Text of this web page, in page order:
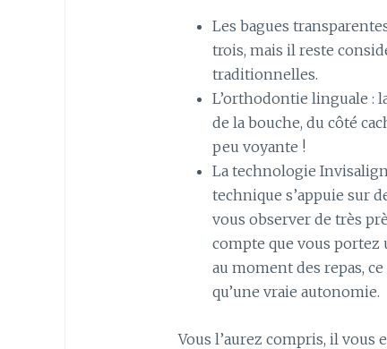
Les bagues
trois, mais il reste
traditionnelles.
L’orthodontie linguale :
de la bouche, du côté
peu voyante !
La technologie
technique s’appuie sur
vous observer de très
compte que vous portez
au moment des repas,
qu’une vraie autonomie.
Vous l’aurez compris, il vous